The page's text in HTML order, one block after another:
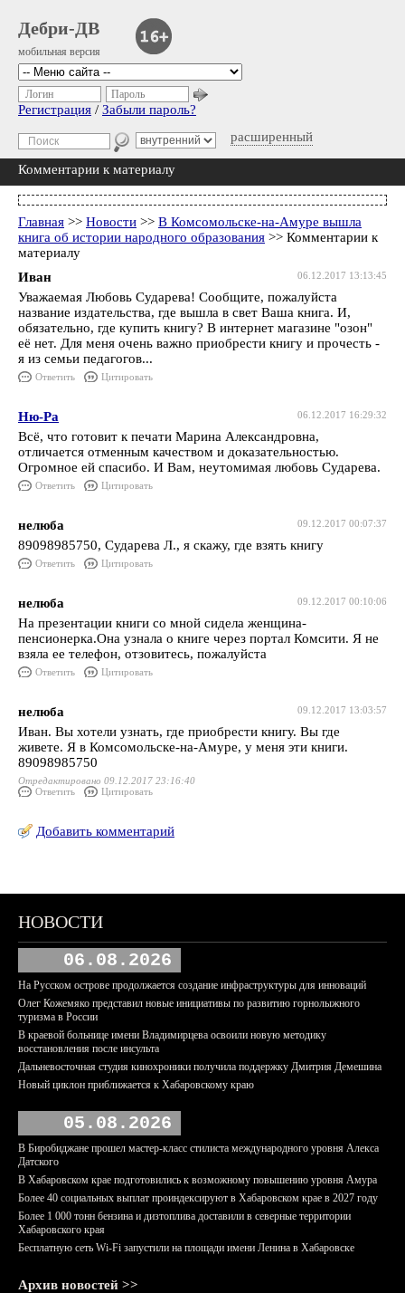
Дебри-ДВ
мобильная версия
расширенный
Логин Пароль
Регистрация / Забыли пароль?
Комментарии к материалу
Главная >> Новости >> В Комсомольске-на-Амуре вышла
книга об истории народного образования >> Комментарии к
материалу
06.12.2017 13:13:45
Иван
Уважаемая Любовь Сударева! Сообщите, пожалуйста
название издательства, где вышла в свет Ваша книга. И,
обязательно, где купить книгу? В интернет магазине "озон"
её нет. Для меня очень важно приобрести книгу и прочесть -
я из семьи педагогов...
Ответить Цитировать
06.12.2017 16:29:32
Ню-Ра
Всё, что готовит к печати Марина Александровна,
отличается отменным качеством и доказательностью.
Огромное ей спасибо. И Вам, неутомимая любовь Сударева.
Ответить Цитировать
09.12.2017 00:07:37
нелюба
89098985750, Сударева Л., я скажу, где взять книгу
Ответить Цитировать
09.12.2017 00:10:06
нелюба
На презентации книги со мной сидела женщина-
пенсионерка.Она узнала о книге через портал Комсити. Я не
взяла ее телефон, отзовитесь, пожалуйста
Ответить Цитировать
09.12.2017 13:03:57
нелюба
Иван. Вы хотели узнать, где приобрести книгу. Вы где
живете. Я в Комсомольске-на-Амуре, у меня эти книги.
89098985750
Отредактировано 09.12.2017 23:16:40
Ответить
Цитировать
Добавить комментарий
НОВОСТИ
06.08.2026
На Русском острове продолжается создание инфраструктуры для инноваций
Олег Кожемяко представил новые инициативы по развитию горнолыжного
туризма в России
В краевой больнице имени Владимирцева освоили новую методику
восстановления после инсульта
Дальневосточная студия кинохроники получила поддержку Дмитрия Демешина
Новый циклон приближается к Хабаровскому краю
05.08.2026
В Биробиджане прошел мастер-класс стилиста международного уровня Алекса
Датского
В Хабаровском крае подготовились к возможному повышению уровня Амура
Более 40 социальных выплат проиндексируют в Хабаровском крае в 2027 году
Более 1 000 тонн бензина и дизтоплива доставили в северные территории
Хабаровского края
Бесплатную сеть Wi-Fi запустили на площади имени Ленина в Хабаровске
Архив новостей >>